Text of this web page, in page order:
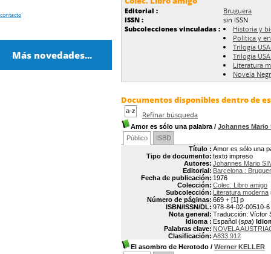
Editorial :
Bruguera
ISSN :
sin ISSN
Subcolecciones vinculadas :
Historia y
Política y
Trilogía
Trilogía
Literatura
Novela
Documentos disponibles dentro de
Refinar búsqueda
Amor es sólo una palabra / Johannes Mario
Público
ISBD
Título : Amor es sólo una
Tipo de documento: texto impreso
Autores: Johannes Mario
Editorial: Barcelona :
Fecha de publicación: 1976
Colección: Colec. Libro amigo
Subcolección: Literatura moderna
Número de páginas: 669 + [1] p
ISBN/ISSN/DL: 978-84-02-00510-6
Nota general: Traducción: Víctor
Idioma : Español (spa)
Palabras clave: NOVELA
Clasificación: A833.912
El asombro de Herotodo / Werner KELLER
contacto
Más novedades...